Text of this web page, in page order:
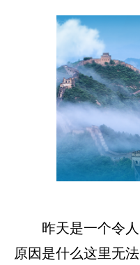
昨天是一个令
原因是什么这里无